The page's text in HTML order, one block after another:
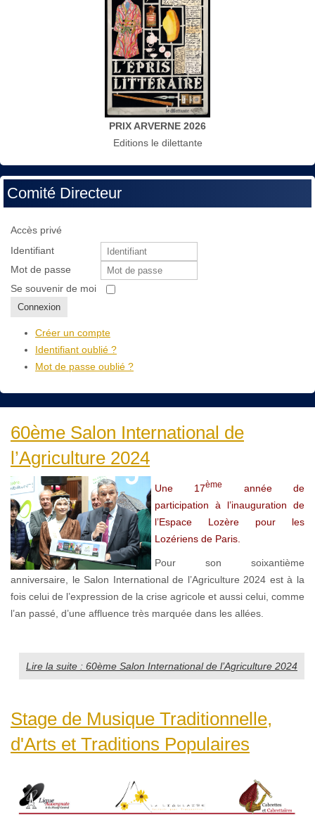
PRIX ARVERNE 2026
Editions le dilettante
Comité Directeur
Accès privé
Identifiant
Mot de passe
Se souvenir de moi
Connexion
Créer un compte
Identifiant oublié ?
Mot de passe oublié ?
60ème Salon International de
l’Agriculture 2024
Une 17ème
année de
participation à l’inauguration de
l’Espace Lozère pour les
Lozériens de Paris.
Pour son soixantième
anniversaire, le Salon International de l’Agriculture 2024 est à la
fois celui de l’expression de la crise agricole et aussi celui, comme
l’an passé, d’une affluence très marquée dans les allées.
Lire la suite : 60ème Salon International de l’Agriculture 2024
Stage de Musique Traditionnelle,
d'Arts et Traditions Populaires